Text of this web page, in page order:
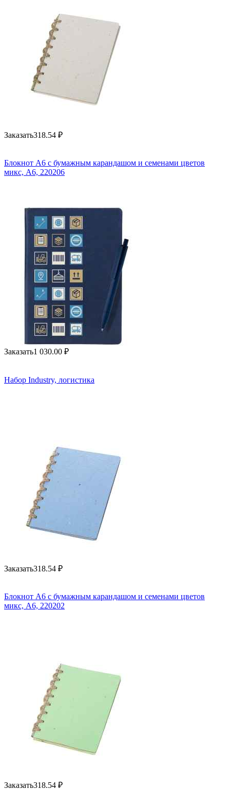
Заказать318.54 ₽
Блокнот А6 с бумажным карандашом и семенами цветов
микс, A6, 220206
Заказать1 030.00 ₽
Набор Industry, логистика
Заказать318.54 ₽
Блокнот А6 с бумажным карандашом и семенами цветов
микс, A6, 220202
Заказать318.54 ₽